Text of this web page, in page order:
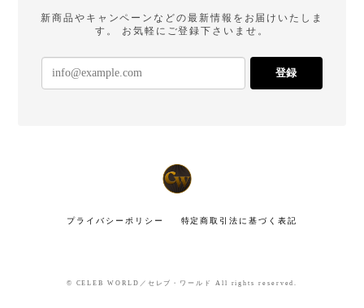
新商品やキャンペーンなどの最新情報をお届けいたしま
す。 お気軽にご登録下さいませ。
登録
プライバシーポリシー 特定商取引法に基づく表記
© CELEB WORLD／セレブ・ワールド All rights reserved.